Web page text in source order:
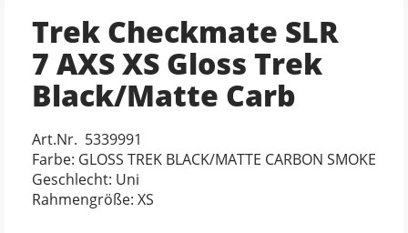
Trek Checkmate SLR
7 AXS XS Gloss Trek
Black/Matte Carb
Art.Nr. 5339991
Farbe: GLOSS TREK BLACK/MATTE CARBON SMOKE
Geschlecht: Uni
Rahmengröße: XS